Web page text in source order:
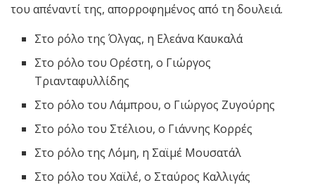
του απέναντί της, απορροφημένος από τη δουλειά.
Στο ρόλο της Όλγας, η Ελεάνα Καυκαλά
Στο ρόλο του Ορέστη, ο Γιώργος
Τριανταφυλλίδης
Στο ρόλο του Λάμπρου, ο Γιώργος Ζυγούρης
Στο ρόλο του Στέλιου, ο Γιάννης Κορρές
Στο ρόλο της Λόμη, η Σαϊμέ Μουσατάλ
Στο ρόλο του Χαϊλέ, ο Σταύρος Καλλιγάς